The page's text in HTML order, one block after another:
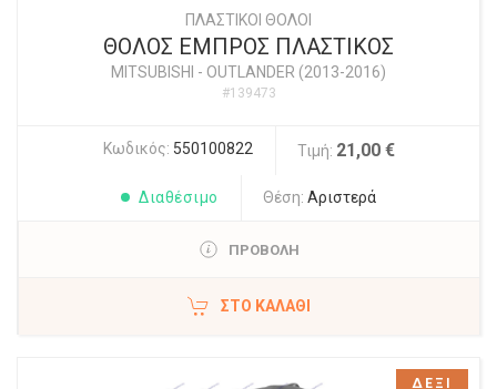
ΠΛΑΣΤΙΚΟΙ ΘΟΛΟΙ
ΘΟΛΟΣ ΕΜΠΡΟΣ ΠΛΑΣΤΙΚΟΣ
MITSUBISHI - OUTLANDER (2013-2016)
#139473
Κωδικός: 550100822 Τιμή: 21,00 €
Διαθέσιμο Θέση: Αριστερά
ΠΡΟΒΟΛΗ
ΣΤΟ ΚΑΛΆΘΙ
ΔΕΞΙ